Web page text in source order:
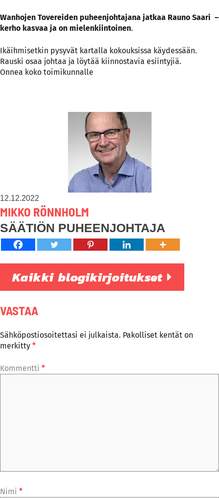
Wanhojen Tovereiden puheenjohtajana jatkaa Rauno Saari –
kerho kasvaa ja on mielenkiintoinen.
Ikäihmisetkin pysyvät kartalla kokouksissa käydessään.
Rauski osaa johtaa ja löytää kiinnostavia esiintyjiä.
Onnea koko toimikunnalle
12.12.2022
MIKKO RÖNNHOLM
SÄÄTIÖN PUHEENJOHTAJA
Kaikki blogikirjoitukset
VASTAA
Sähköpostiosoitettasi ei julkaista. Pakolliset kentät on
merkitty *
Kommentti *
Nimi *